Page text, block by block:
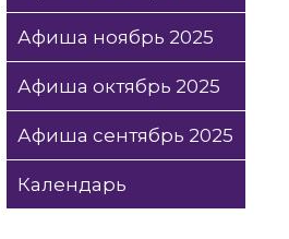
Афиша ноябрь 2025
Афиша октябрь 2025
Афиша сентябрь 2025
Календарь